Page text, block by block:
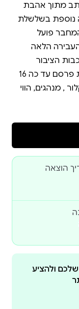
מתוך אהבת
נוספת בשלשלת
פועל
הלאה
הציבור
.הסופר סעיד נבואני בן העדה הדרוזית פרסם עד כה 16
, מנהגים, הווי
שלפניכם על
.ספר שהוא
הדתות ומכיל
הוצאה
ולהציע